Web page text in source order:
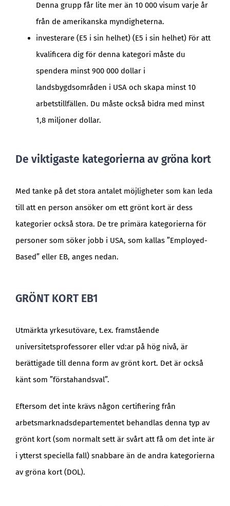
Denna grupp får lite mer än 10 000 visum varje år
från de amerikanska myndigheterna.
investerare (E5 i sin helhet) (E5 i sin helhet) För att
kvalificera dig för denna kategori måste du
spendera minst 900 000 dollar i
landsbygdsområden i USA och skapa minst 10
arbetstillfällen. Du måste också bidra med minst
1,8 miljoner dollar.
De viktigaste kategorierna av gröna kort
Med tanke på det stora antalet möjligheter som kan leda
till att en person ansöker om ett grönt kort är dess
kategorier också stora. De tre primära kategorierna för
personer som söker jobb i USA, som kallas ”Employed-
Based” eller EB, anges nedan.
GRÖNT KORT EB1
Utmärkta yrkesutövare, t.ex. framstående
universitetsprofessorer eller vd:ar på hög nivå, är
berättigade till denna form av grönt kort. Det är också
känt som ”förstahandsval”.
Eftersom det inte krävs någon certifiering från
arbetsmarknadsdepartementet behandlas denna typ av
grönt kort (som normalt sett är svårt att få om det inte är
i ytterst speciella fall) snabbare än de andra kategorierna
av gröna kort (DOL).